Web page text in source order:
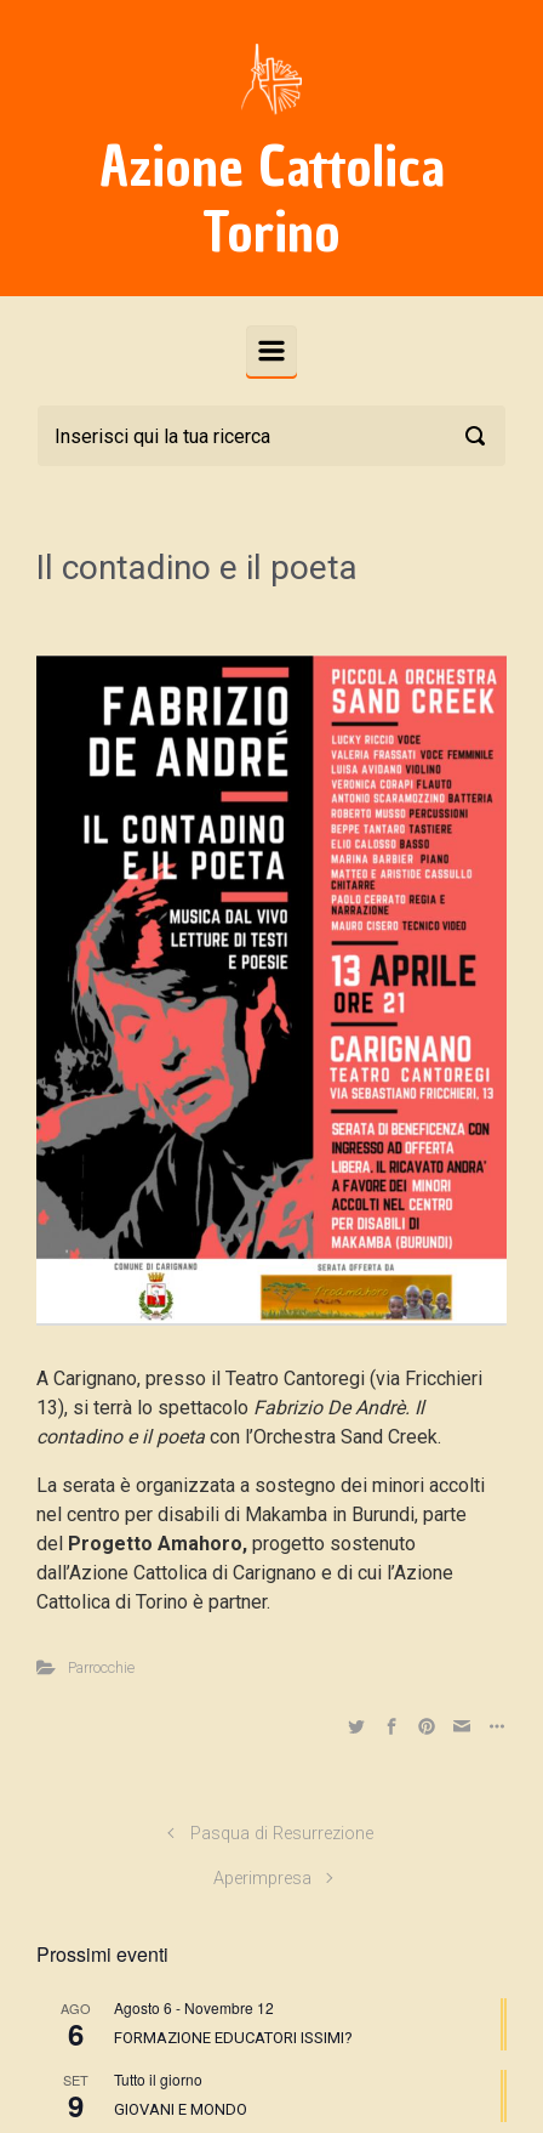
Azione Cattolica
Torino
Il contadino e il poeta
A Carignano, presso il Teatro Cantoregi (via Fricchieri
13), si terrà lo spettacolo Fabrizio De Andrè. Il
contadino e il poeta con l’Orchestra Sand Creek.
La serata è organizzata a sostegno dei minori accolti
nel centro per disabili di Makamba in Burundi, parte
del Progetto Amahoro, progetto sostenuto
dall’Azione Cattolica di Carignano e di cui l’Azione
Cattolica di Torino è partner.
Parrocchie
Pasqua di Resurrezione
Aperimpresa
Prossimi eventi
AGO
6
Agosto 6 - Novembre 12
FORMAZIONE EDUCATORI ISSIMI?
SET
9
Tutto il giorno
GIOVANI E MONDO